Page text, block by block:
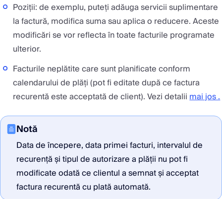
Poziții: de exemplu, puteți adăuga servicii suplimentare
la factură, modifica suma sau aplica o reducere. Aceste
modificări se vor reflecta în toate facturile programate
ulterior.
Facturile neplătite care sunt planificate conform
calendarului de plăți (pot fi editate după ce factura
recurentă este acceptată de client). Vezi detaliimai jos .
Notă
Data de începere, data primei facturi, intervalul de
recurență și tipul de autorizare a plății nu pot fi
modificate odată ce clientul a semnat și acceptat
factura recurentă cu plată automată.